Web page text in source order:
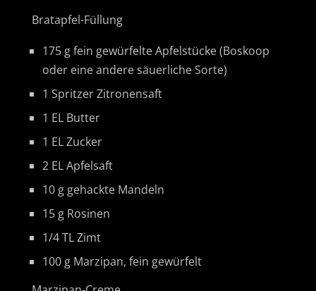
Bratapfel-Füllung
175 g fein gewürfelte Apfelstücke (Boskoop
oder eine andere säuerliche Sorte)
1 Spritzer Zitronensaft
1 EL Butter
1 EL Zucker
2 EL Apfelsaft
10 g gehackte Mandeln
15 g Rosinen
1/4 TL Zimt
100 g Marzipan, fein gewürfelt